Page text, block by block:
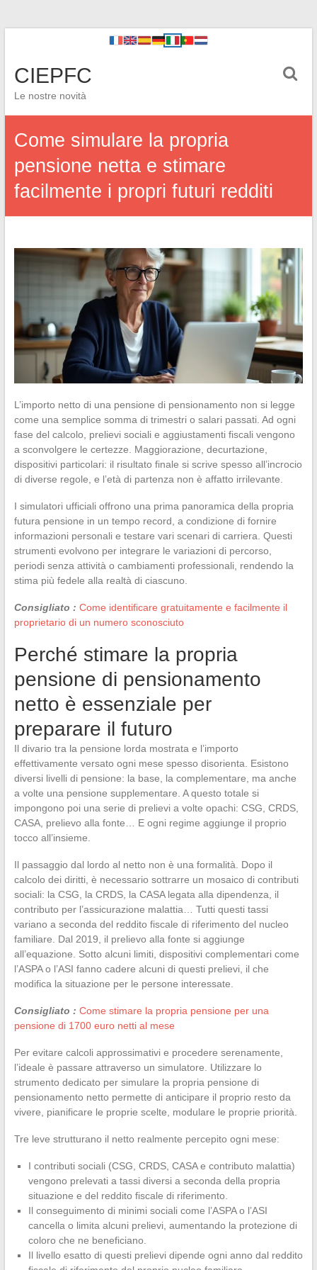
CIEPFC
Le nostre novità
Come simulare la propria
pensione netta e stimare
facilmente i propri futuri redditi
L’importo netto di una pensione di pensionamento non si legge
come una semplice somma di trimestri o salari passati. Ad ogni
fase del calcolo, prelievi sociali e aggiustamenti fiscali vengono
a sconvolgere le certezze. Maggiorazione, decurtazione,
dispositivi particolari: il risultato finale si scrive spesso all’incrocio
di diverse regole, e l’età di partenza non è affatto irrilevante.
I simulatori ufficiali offrono una prima panoramica della propria
futura pensione in un tempo record, a condizione di fornire
informazioni personali e testare vari scenari di carriera. Questi
strumenti evolvono per integrare le variazioni di percorso,
periodi senza attività o cambiamenti professionali, rendendo la
stima più fedele alla realtà di ciascuno.
Consigliato : Come identificare gratuitamente e facilmente il
proprietario di un numero sconosciuto
Perché stimare la propria
pensione di pensionamento
netto è essenziale per
preparare il futuro
Il divario tra la pensione lorda mostrata e l’importo
effettivamente versato ogni mese spesso disorienta. Esistono
diversi livelli di pensione: la base, la complementare, ma anche
a volte una pensione supplementare. A questo totale si
impongono poi una serie di prelievi a volte opachi: CSG, CRDS,
CASA, prelievo alla fonte… E ogni regime aggiunge il proprio
tocco all’insieme.
Il passaggio dal lordo al netto non è una formalità. Dopo il
calcolo dei diritti, è necessario sottrarre un mosaico di contributi
sociali: la CSG, la CRDS, la CASA legata alla dipendenza, il
contributo per l’assicurazione malattia… Tutti questi tassi
variano a seconda del reddito fiscale di riferimento del nucleo
familiare. Dal 2019, il prelievo alla fonte si aggiunge
all’equazione. Sotto alcuni limiti, dispositivi complementari come
l’ASPA o l’ASI fanno cadere alcuni di questi prelievi, il che
modifica la situazione per le persone interessate.
Consigliato : Come stimare la propria pensione per una
pensione di 1700 euro netti al mese
Per evitare calcoli approssimativi e procedere serenamente,
l’ideale è passare attraverso un simulatore. Utilizzare lo
strumento dedicato per simulare la propria pensione di
pensionamento netto permette di anticipare il proprio resto da
vivere, pianificare le proprie scelte, modulare le proprie priorità.
Tre leve strutturano il netto realmente percepito ogni mese:
I contributi sociali (CSG, CRDS, CASA e contributo malattia)
vengono prelevati a tassi diversi a seconda della propria
situazione e del reddito fiscale di riferimento.
Il conseguimento di minimi sociali come l’ASPA o l’ASI
cancella o limita alcuni prelievi, aumentando la protezione di
coloro che ne beneficiano.
Il livello esatto di questi prelievi dipende ogni anno dal reddito